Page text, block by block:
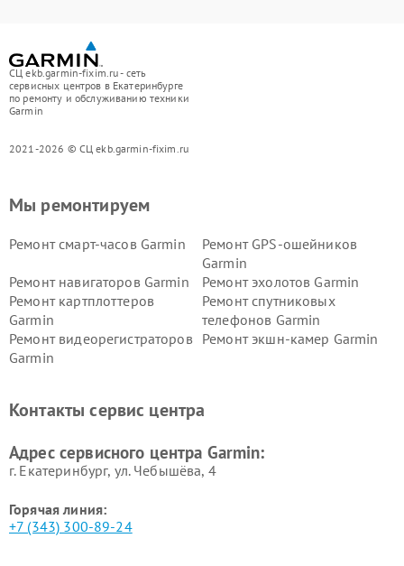
СЦ ekb.garmin-fixim.ru - сеть
сервисных центров в Екатеринбурге
по ремонту и обслуживанию техники
Garmin
2021-2026 © СЦ ekb.garmin-fixim.ru
Мы ремонтируем
Ремонт смарт-часов Garmin
Ремонт GPS-ошейников
Garmin
Ремонт навигаторов Garmin
Ремонт эхолотов Garmin
Ремонт картплоттеров
Garmin
Ремонт спутниковых
телефонов Garmin
Ремонт видеорегистраторов
Garmin
Ремонт экшн-камер Garmin
Контакты сервис центра
Адрес сервисного центра Garmin:
г. Екатеринбург, ул. Чебышёва, 4
Горячая линия:
+7 (343) 300-89-24